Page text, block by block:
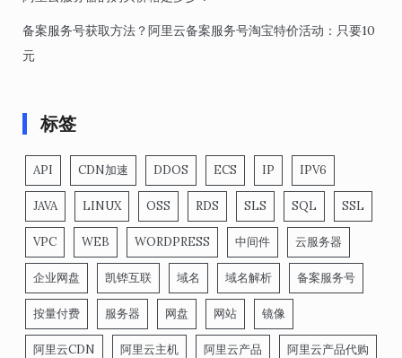
备案服务号获取方法？阿里云备案服务号淘宝特价活动：只要10
元
标签
API CDN加速 DDOS ECS IP IPV6
JAVA LINUX OSS RDS SLS SQL SSL
VPC WEB WORDPRESS 中间件 云服务器
企业网盘 凯铧互联 域名 域名解析 备案服务号
按量付费 服务器 网盘 网站 镜像
阿里云CDN 阿里云主机 阿里云产品 阿里云产品代购